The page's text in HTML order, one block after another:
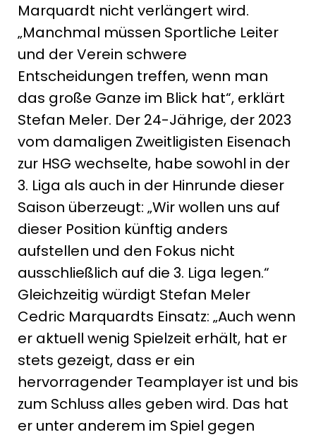
Marquardt nicht verlängert wird.
„Manchmal müssen Sportliche Leiter
und der Verein schwere
Entscheidungen treffen, wenn man
das große Ganze im Blick hat“, erklärt
Stefan Meler. Der 24-Jährige, der 2023
vom damaligen Zweitligisten Eisenach
zur HSG wechselte, habe sowohl in der
3. Liga als auch in der Hinrunde dieser
Saison überzeugt: „Wir wollen uns auf
dieser Position künftig anders
aufstellen und den Fokus nicht
ausschließlich auf die 3. Liga legen.“
Gleichzeitig würdigt Stefan Meler
Cedric Marquardts Einsatz: „Auch wenn
er aktuell wenig Spielzeit erhält, hat er
stets gezeigt, dass er ein
hervorragender Teamplayer ist und bis
zum Schluss alles geben wird. Das hat
er unter anderem im Spiel gegen